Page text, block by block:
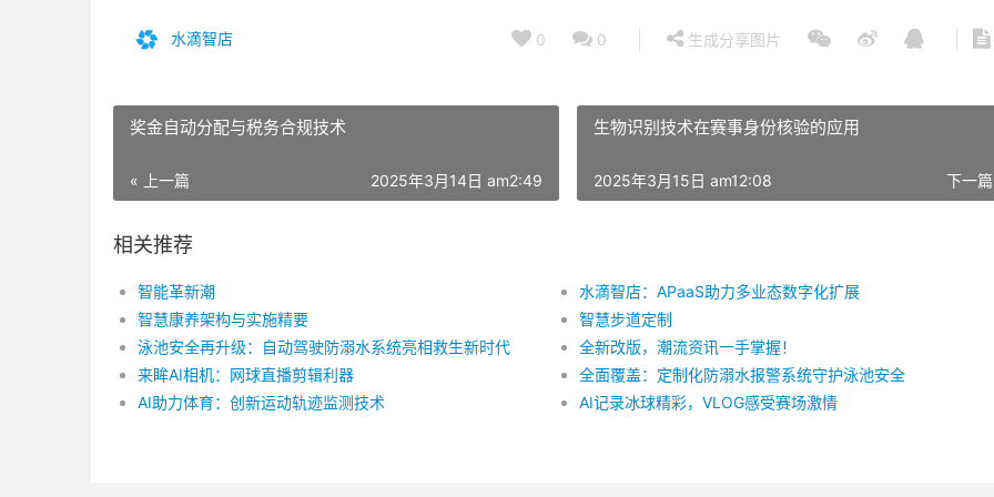
水滴智店 0 0 生成分享图片
奖金自动分配与税务合规技术
« 上一篇 2025年3月14日 am2:49
生物识别技术在赛事身份核验的应用
下一
2025年3月15日 am12:08
相关推荐
智能革新潮
水滴智店：APaaS助力多业态数字化扩展
智慧康养架构与实施精要
智慧步道定制
泳池安全再升级：自动驾驶防溺水系统亮相救生新时代
全新改版，潮流资讯一手掌握！
来眸AI相机：网球直播剪辑利器
全面覆盖：定制化防溺水报警系统守护泳池安全
AI助力体育：创新运动轨迹监测技术
AI记录冰球精彩，VLOG感受赛场激情